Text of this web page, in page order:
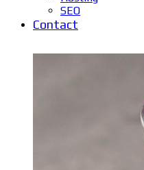
SEO
Contact